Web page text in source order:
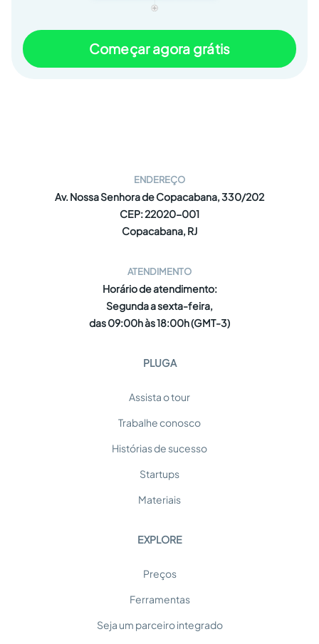
Começar agora grátis
ENDEREÇO
Av. Nossa Senhora de Copacabana, 330/202
CEP: 22020-001
Copacabana, RJ
ATENDIMENTO
Horário de atendimento:
Segunda a sexta-feira,
das 09:00h às 18:00h (GMT-3)
PLUGA
Assista o tour
Trabalhe conosco
Histórias de sucesso
Startups
Materiais
EXPLORE
Preços
Ferramentas
Seja um parceiro integrado